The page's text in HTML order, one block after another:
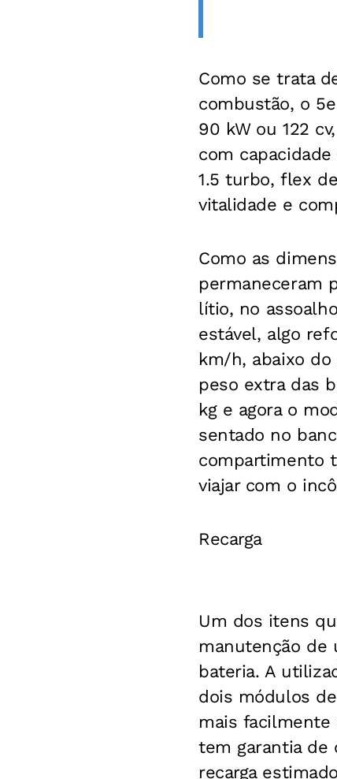
Como se trata
combustão, o
90 kW ou 122
com
1.5 turbo, flex
vitalidade e
Como as
permaneceram
lítio, no
estável, algo
km/h, abaixo
peso extra das
kg e agora o
sentado no
compartimento
viajar com o
Recarga
Um dos itens
manutenção de
bateria. A
dois módulos
mais
tem garantia de
recarga